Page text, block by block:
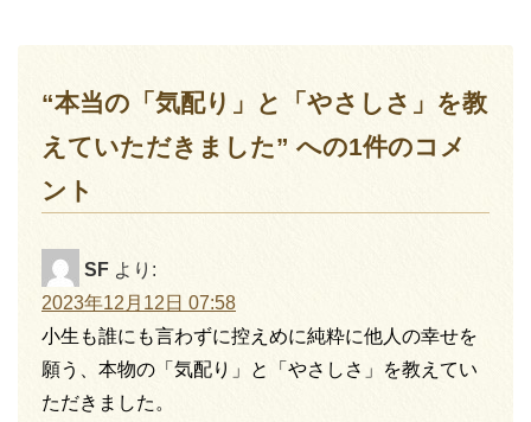
“本当の「気配り」と「やさしさ」を教
えていただきました” への1件のコメ
ント
SF より:
2023年12月12日 07:58
小生も誰にも言わずに控えめに純粋に他人の幸せを
願う、本物の「気配り」と「やさしさ」を教えてい
ただきました。